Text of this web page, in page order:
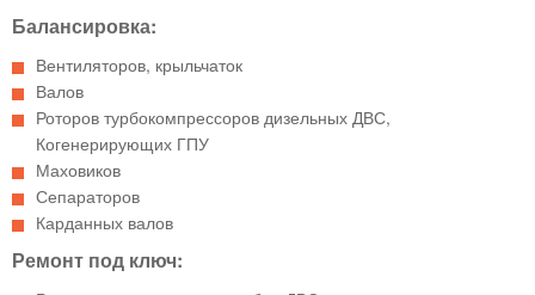
Балансировка:
Вентиляторов, крыльчаток
Валов
Роторов турбокомпрессоров дизельных ДВС,
Когенерирующих ГПУ
Маховиков
Сепараторов
Карданных валов
Ремонт под ключ: